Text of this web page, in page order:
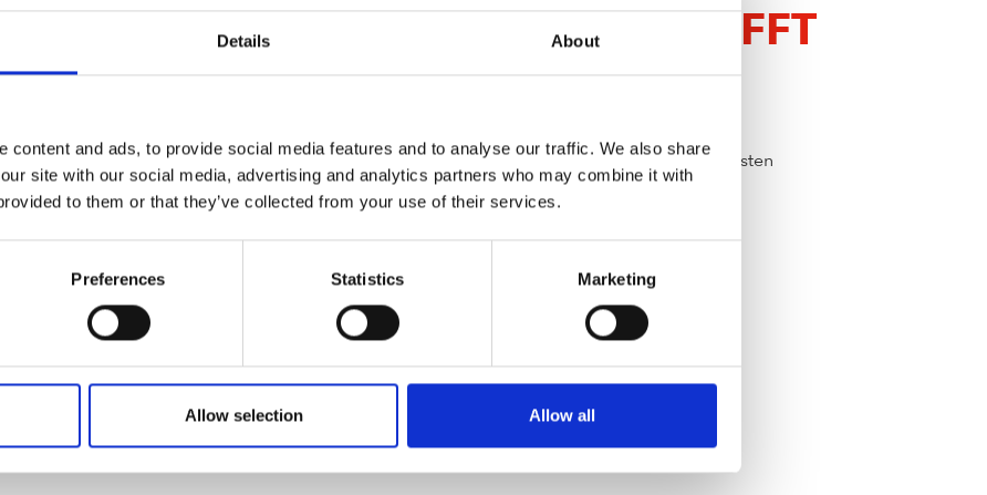
Details About
content and ads, to provide social media features and to analyse our traffic. We also share
site with our social media, advertising and analytics partners who may combine it with
to them or that they’ve collected from your use of their services.
Preferences Statistics Marketing
Allow selection Allow all
2025 – INNOVATION TRIFFT
Drinktec in München vertreten und lädt Sie herzlich ein, am MessestandC2-378 die neuesten
wir gleich mehrere Produktinnovationen:
in BLEFA-Qualität
CO-2 Bilanz
und Differenzierung
vom Zapfkopf bis zum Zapfhahn
– DRAFT DESERVES QUALITY